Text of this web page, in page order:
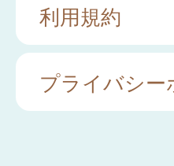
利用規約
プライバシー